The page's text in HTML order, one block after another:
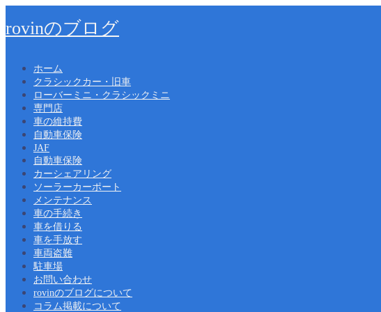
rovinのブログ
ホーム
クラシックカー・旧車
ローバーミニ・クラシックミニ
専門店
車の維持費
自動車保険
JAF
自動車保険
カーシェアリング
ソーラーカーポート
メンテナンス
車の手続き
車を借りる
車を手放す
車両盗難
駐車場
お問い合わせ
rovinのブログについて
コラム掲載について